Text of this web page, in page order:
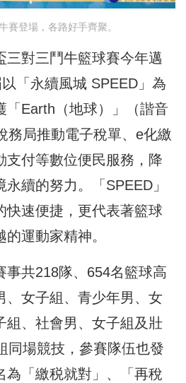
賽登場，各路好手齊聚。
三對三鬥牛籃球賽今年邁
「永續風城 SPEED」為
「Earth（地球）」（諧音
務局推動電子稅單、e化繳
支付等數位便民服務，降
續的努力。「SPEED」
快速便捷，更代表著籃球
運動家精神。
事共218隊、654名籃球高
、女子組、青少年男、女
組、社會男、女子組及壯
同場競技，參賽隊伍也發
為「繳税就對」、「再稅